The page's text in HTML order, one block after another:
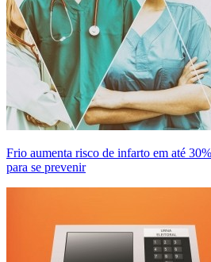
Frio aumenta risco de infarto em até
para se prevenir